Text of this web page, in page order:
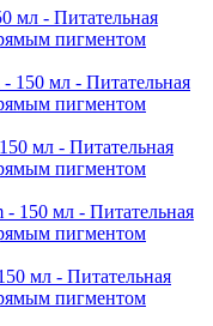
мл - Питательная
пигментом
150 мл - Питательная
пигментом
мл - Питательная
пигментом
150 мл - Питательная
пигментом
мл - Питательная
пигментом